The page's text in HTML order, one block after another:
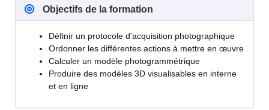
Objectifs de la formation
Définir un protocole d'acquisition photographique
Ordonner les différentes actions à mettre en œuvre
Calculer un modèle photogrammétrique
Produire des modèles 3D visualisables en interne
et en ligne